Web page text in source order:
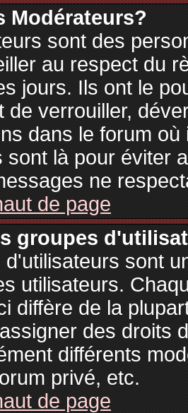
Modérateurs?
sont des
au respect du
jours. Ils ont le
de verrouiller,
dans le forum
sont là pour éviter
ne
de page
groupes
sont
utilisateurs.
diffère de la
des droits
différents
privé, etc.
de page